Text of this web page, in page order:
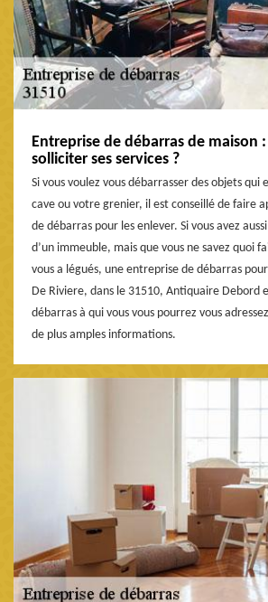
Entreprise de débarras de maison
solliciter ses services ?
Si vous voulez vous débarrasser des objets
cave ou votre grenier, il est conseillé de faire
de débarras pour les enlever. Si vous avez
d’un immeuble, mais que vous ne savez quoi
vous a légués, une entreprise de débarras
De Riviere, dans le 31510, Antiquaire Debord
débarras à qui vous vous pourrez vous
de plus amples informations.